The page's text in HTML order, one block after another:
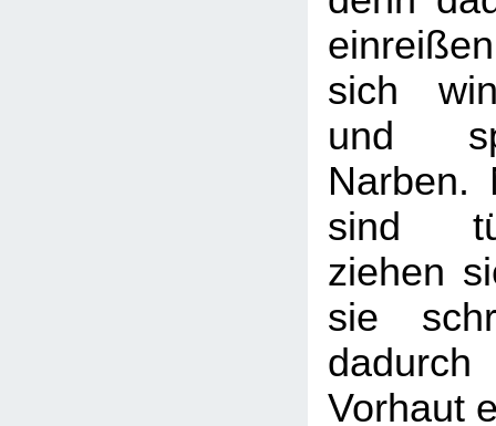
sich
und
Narben.
sind
ziehen
sie
Vorhaut